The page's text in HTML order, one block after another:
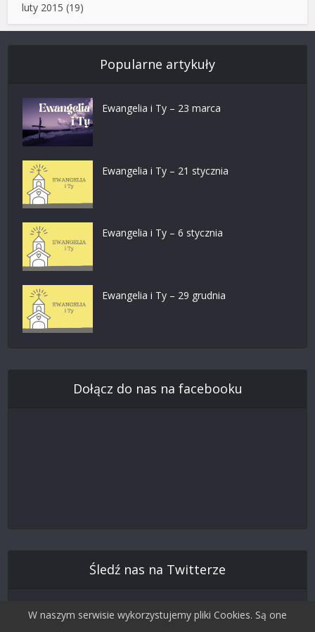
luty 2015 (19)
Popularne artykuły
Ewangelia i Ty – 23 marca
Ewangelia i Ty – 21 stycznia
Ewangelia i Ty – 6 stycznia
Ewangelia i Ty – 29 grudnia
Dołącz do nas na facebooku
Śledź nas na Twitterze
W naszym serwisie wykorzystujemy pliki Cookies. Są one